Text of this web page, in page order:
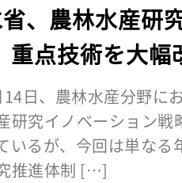
省、農林水産研
重点技術を大幅
日、農林水産分野に
研究イノベーション
いるが、今回は単な
推進体制 […]